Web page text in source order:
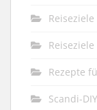
Rezepte
Scandi-DIY